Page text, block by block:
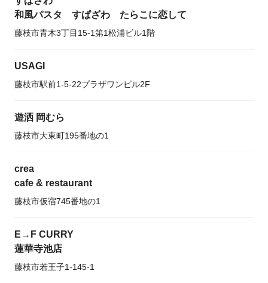
和風パスタ すぱざわ たらこに恋して
藤枝市青木3丁目15-1第1松浦ビル1階
USAGI
藤枝市駅前1-5-22プラザワンビル2F
遊洒 岡むら
藤枝市大東町195番地の1
crea
cafe & restaurant
藤枝市仮宿745番地の1
E→F CURRY
蓮華寺池店
藤枝市若王子1-145-1